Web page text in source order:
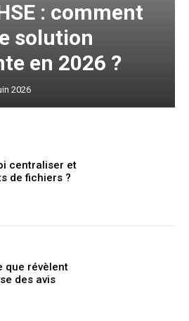
: comment
solution
en 2026 ?
2026
centraliser et
de fichiers ?
que révèlent
des avis